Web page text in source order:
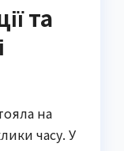
та
на
часу. У